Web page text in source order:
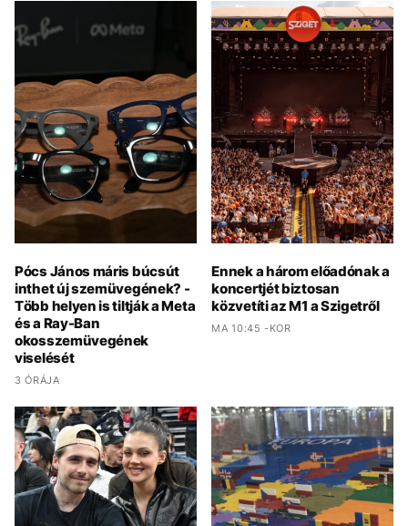
Pócs János máris búcsút
inthet új szemüvegének? -
Több helyen is tiltják a Meta
és a Ray-Ban
okosszemüvegének
viselését
3 ÓRÁJA
Ennek a három előadónak a
koncertjét biztosan
közvetíti az M1 a Szigetről
MA 10:45 -KOR